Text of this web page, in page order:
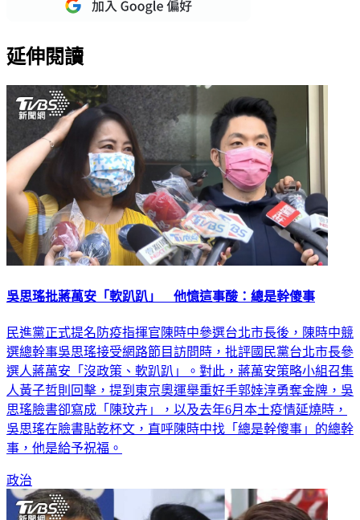
延伸閱讀
吳思瑤批蔣萬安「軟趴趴」 他憶這事酸：總是幹傻事
民進黨正式提名防疫指揮官陳時中參選台北市長後，陳時中競
選總幹事吳思瑤接受網路節目訪問時，批評國民黨台北市長參
選人蔣萬安「沒政策、軟趴趴」。對此，蔣萬安策略小組召集
人黃子哲則回擊，提到東京奧運舉重好手郭婞淳勇奪金牌，吳
思瑤臉書卻寫成「陳玟卉」，以及去年6月本土疫情延燒時，
吳思瑤在臉書貼乾杯文，直呼陳時中找「總是幹傻事」的總幹
事，他是給予祝福。
政治